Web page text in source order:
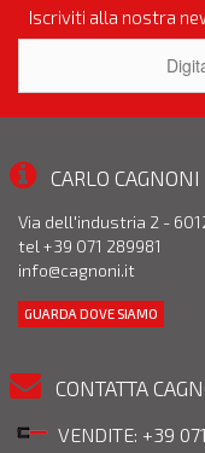
Iscriviti alla nostra
CARLO CAGNONI
Via dell'industria 2 -
tel +39 071 289981
info@cagnoni.it
GUARDA DOVE SIAMO
CONTATTA
VENDITE: +39